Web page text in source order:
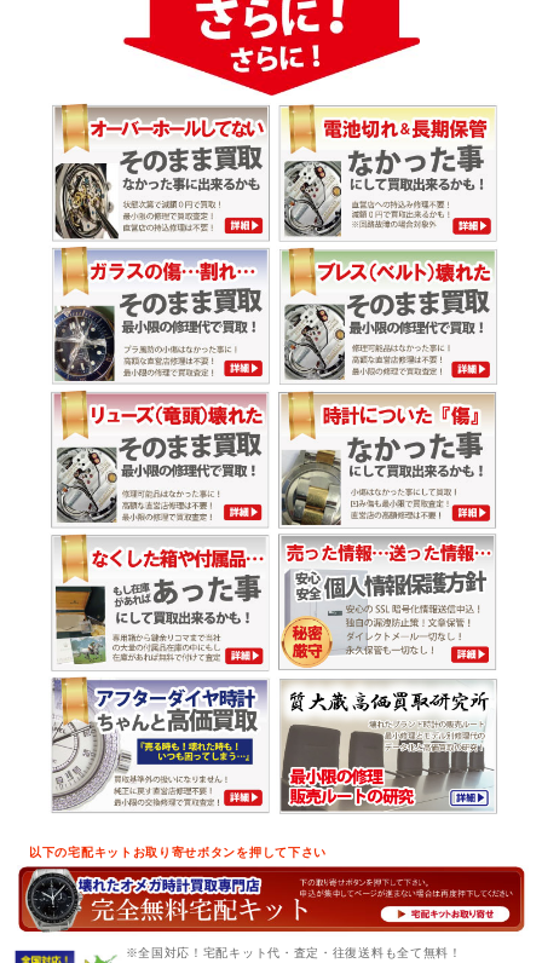
以下の宅配キットお取り寄せボタンを押して下さい
※全国対応！宅配キット代・査定・往復送料も全て無料！